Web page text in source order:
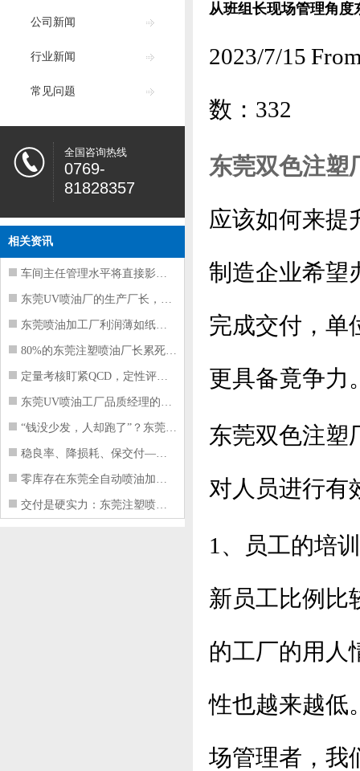
公司新闻
行业新闻
常见问题
全国咨询热线
0769-
81828357
相关资讯
车间主任管理水平将直接影响东莞注塑件
东莞UV喷油厂的生产厂长，到底在给工
东莞喷油加工厂利润薄如纸？这四项基本
80%的东莞注塑喷油厂长累死累活，利
定量考核盯紧QCD，定性评价看好配合
东莞UV喷油工厂品质经理的四项核心管
“钱没少发，人却跑了”？东莞注塑喷油
稳良率、降损耗、保交付——东莞这家U
零库存在东莞全自动喷油加工厂不可行的
交付是硬实力：东莞注塑喷油厂如何用齐
从班组长现场管理角
2023/7/15
数： 332
东莞双色注塑
应该如何来提
制造企业希望
完成交付，单
更具备竟争力
东莞双色注塑
对人员进行有
1、员工的培
新员工比例比
的工厂的用人
性也越来越低
场管理者，我